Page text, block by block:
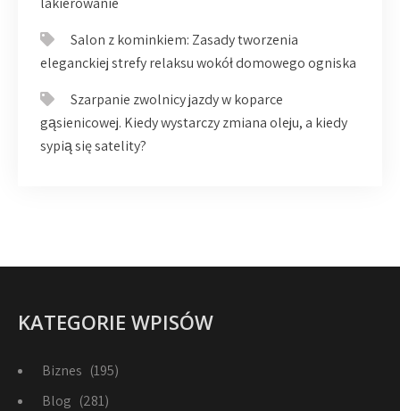
Salon z kominkiem: Zasady tworzenia
eleganckiej strefy relaksu wokół domowego ogniska
Szarpanie zwolnicy jazdy w koparce
gąsienicowej. Kiedy wystarczy zmiana oleju, a kiedy
sypią się satelity?
KATEGORIE WPISÓW
Biznes (195)
Blog (281)